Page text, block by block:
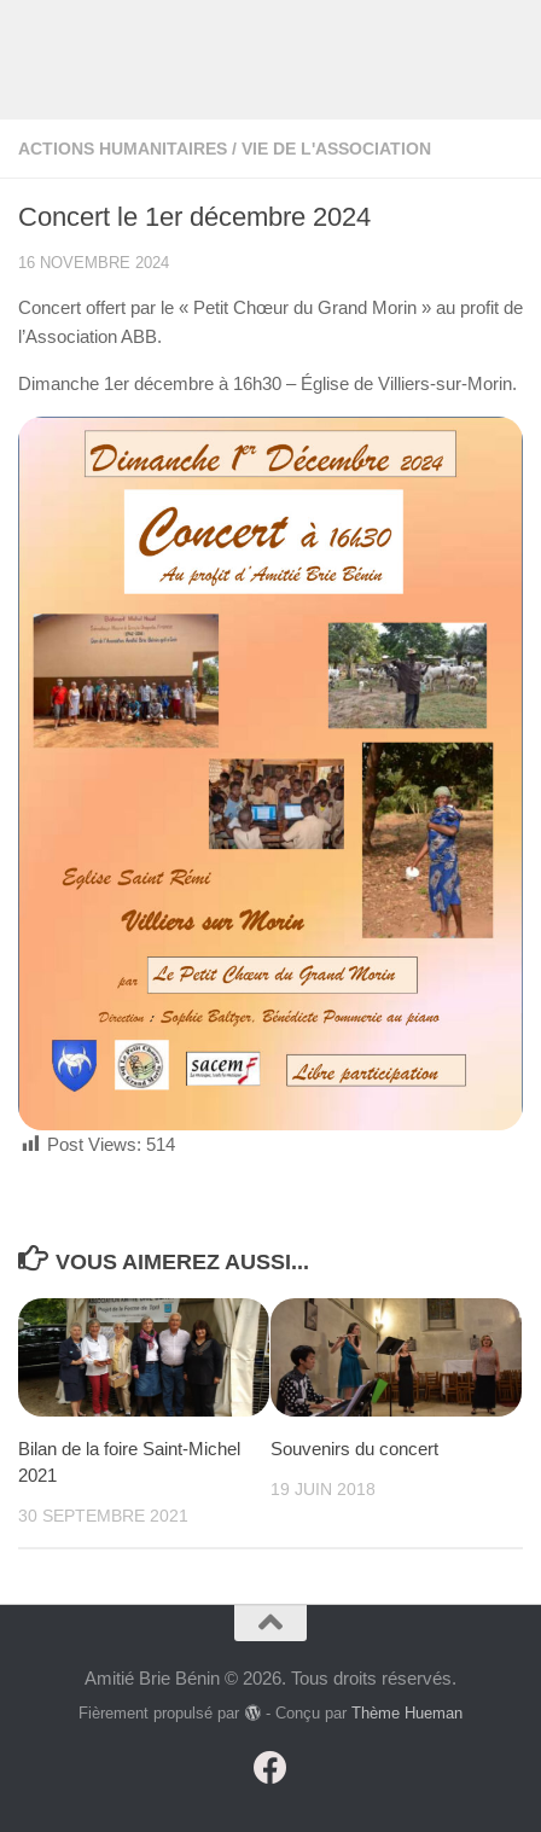
ACTIONS HUMANITAIRES / VIE DE L'ASSOCIATION
Concert le 1er décembre 2024
16 NOVEMBRE 2024
Concert offert par le « Petit Chœur du Grand Morin » au profit de
l’Association ABB.
Dimanche 1er décembre à 16h30 – Église de Villiers-sur-Morin.
Post Views: 514
VOUS AIMEREZ AUSSI...
Bilan de la foire Saint-Michel
2021
30 SEPTEMBRE 2021
Souvenirs du concert
19 JUIN 2018
Amitié Brie Bénin © 2026. Tous droits réservés.
Fièrement propulsé par - Conçu par Thème Hueman